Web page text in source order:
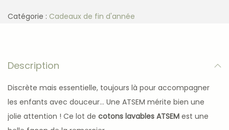
Catégorie : Cadeaux de fin d'année
Description
Discrète mais essentielle, toujours là pour accompagner
les enfants avec douceur… Une ATSEM mérite bien une
jolie attention ! Ce lot de cotons lavables ATSEM est une